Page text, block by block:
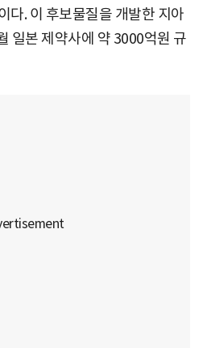
다. 이 후보물질을 개발한 지아
일본 제약사에 약 3000억원 규